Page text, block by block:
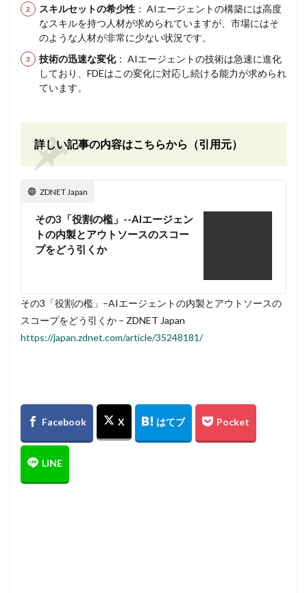
スキルセットの希少性 ： AIエージェントの構築には高度
なスキルを持つ人材が求められていますが、市場にはそ
のような人材が非常に少ない状況です。
技術の迅速な変化： AIエージェントの技術は急速に進化
しており、FDEはこの変化に対応し続ける能力が求められ
ています。
詳しい記事の内容はこちらから（引用元）
ZDNET Japan
その3「役割の檻」--AIエージェン
トの内製とアウトソースのスコー
プをどう引くか
その3「役割の檻」–AIエージェントの内製とアウトソースの
スコープをどう引くか – ZDNET Japan
https://japan.zdnet.com/article/35248181/